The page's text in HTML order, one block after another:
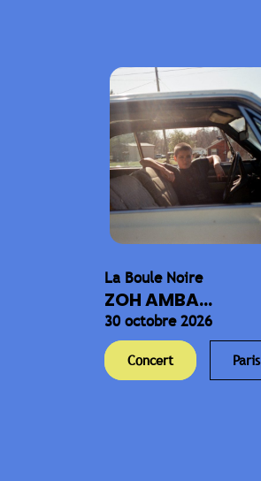
La Boule Noire
ZOH AMBA...
30 octobre 2026
Concert Paris